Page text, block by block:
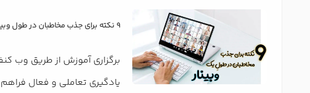
9 نکته برای جذب مخاطبان در طول وبینار
برگزاری آموزش از طریق وب
یادگیری تعاملی و فعال